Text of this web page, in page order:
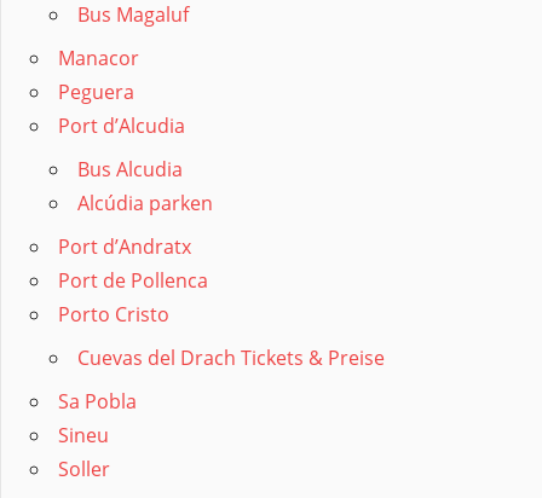
Bus Magaluf
Manacor
Peguera
Port d’Alcudia
Bus Alcudia
Alcúdia parken
Port d’Andratx
Port de Pollenca
Porto Cristo
Cuevas del Drach Tickets & Preise
Sa Pobla
Sineu
Soller